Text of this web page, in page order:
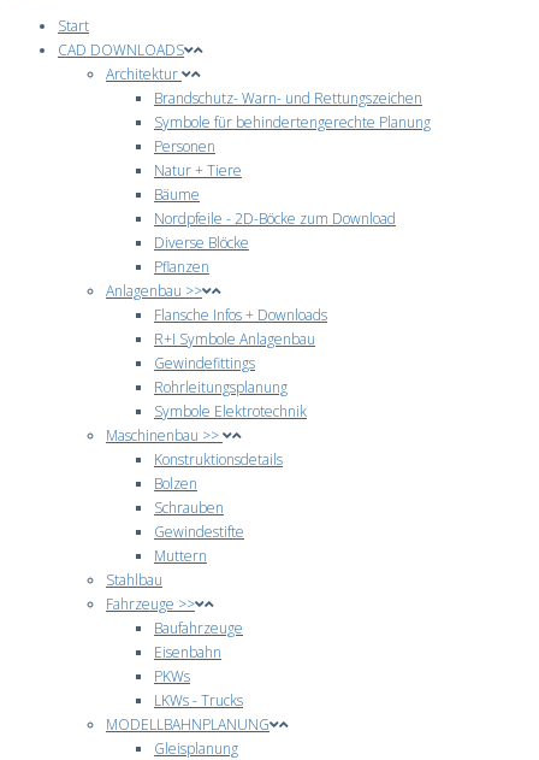
Start
CAD DOWNLOADS
Architektur
Brandschutz- Warn- und Rettungszeichen
Symbole für behindertengerechte Planung
Personen
Natur + Tiere
Bäume
Nordpfeile - 2D-Böcke zum Download
Diverse Blöcke
Pflanzen
Anlagenbau >>
Flansche Infos + Downloads
R+I Symbole Anlagenbau
Gewindefittings
Rohrleitungsplanung
Symbole Elektrotechnik
Maschinenbau >>
Konstruktionsdetails
Bolzen
Schrauben
Gewindestifte
Muttern
Stahlbau
Fahrzeuge >>
Baufahrzeuge
Eisenbahn
PKWs
LKWs - Trucks
MODELLBAHNPLANUNG
Gleisplanung